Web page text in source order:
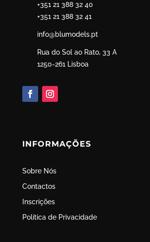
+351 21 388 32 40
+351 21 388 32 41
info@blumodels.pt
Rua do Sol ao Rato, 33 A
1250-261 Lisboa
INFORMAÇÕES
Sobre Nós
Contactos
Inscrições
Política de Privacidade